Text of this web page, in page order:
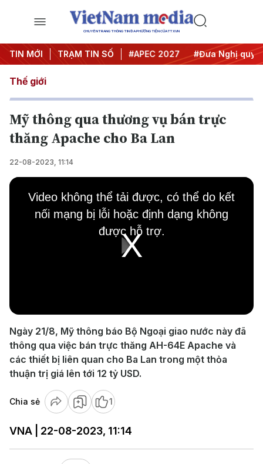
CHUYÊN TRANG THÔNG TIN ĐA PHƯƠNG TIỆN CỦA TTXVN
TIN MỚI TRẠM TIN SỐ
#Hội nghị Trung ương 3 #APEC 2027 #Đưa Nghị quyết
Thế giới
Mỹ thông qua thương vụ bán trực
thăng Apache cho Ba Lan
22-08-2023, 11:14
Play
Video
This
window.
Video không thể tải được, có thể do kết
nối mạng bị lỗi hoặc định dạng không
được hỗ trợ.
Ngày 21/8, Mỹ thông báo Bộ Ngoại giao nước này đã
thông qua việc bán trực thăng AH-64E Apache và
các thiết bị liên quan cho Ba Lan trong một thỏa
thuận trị giá lên tới 12 tỷ USD.
Chia sẻ 1
VNA | 22-08-2023, 11:14